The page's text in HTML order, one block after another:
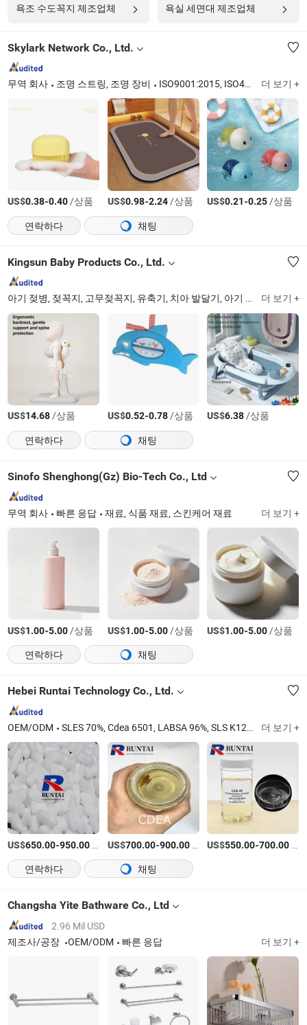
욕조 수도꼭지 제조업체 욕실 세면대 제조업체
Skylark Network Co., Ltd.
무역 회사 조명 스트링, 조명 장비 ISO9001:2015, ISO45001:2018, ISO14001 더 보기 +
US$0.38-0.40/상품 US$0.98-2.24/상품 US$0.21-0.25/상품
연락하다
채팅
Kingsun Baby Products Co., Ltd.
아기 젖병, 젖꼭지, 고무젖꼭지, 유축기, 치아 발달기, 아기 물병, 코 흡입기, 아기 식사 세트, 아기 용품, 수유 용품 더 보기 +
US$14.68/상품 US$0.52-0.78/상품 US$6.38/상품
연락하다
채팅
Sinofo Shenghong(Gz) Bio-Tech Co., Ltd
무역 회사 빠른 응답 재료, 식품 재료, 스킨케어 재료 더 보기 +
US$1.00-5.00/상품 US$1.00-5.00/상품 US$1.00-5.00/상품
연락하다
채팅
Hebei Runtai Technology Co., Ltd.
OEM/ODM SLES 70%, Cdea 6501, LABSA 96%, SLS K12 분말 국수, 비누 국수, Aos 92% 분말, Cab 35%, Aos 35%/38%/40%, HPMC, Aeo-9 더 보기 +
US$650.00-950.00 US$700.00-900.00/티 US$550.00-700.00
연락하다
채팅
Changsha Yite Bathware Co., Ltd
2.96 Mil USD
제조사/공장
OEM/ODM 빠른 응답 더 보기 +